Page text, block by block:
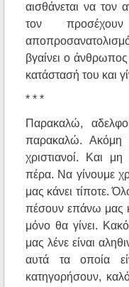
αισθάνεται να τον
τον
βγαίνει ο
κατάστασή του και
* * *
Παρακαλώ,
παρακαλώ. Ακόμη
χριστιανοί. Και
πέρα. Να γίνουμε
μας κάνει τίποτε.
πέσουν επάνω μας
μόνο θα γίνει.
μας λένε είναι
αυτά τα οποία
κατηγορήσουν,